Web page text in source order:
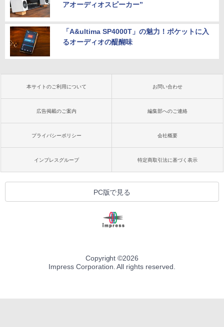
アオーディオスピーカー”
「A&ultima SP4000T」の魅力！ポケットに入
るオーディオの醍醐味
本サイトのご利用について お問い合わせ
広告掲載のご案内 編集部へのご連絡
プライバシーポリシー 会社概要
インプレスグループ 特定商取引法に基づく表示
PC版で見る
Copyright ©2026
Impress Corporation. All rights reserved.